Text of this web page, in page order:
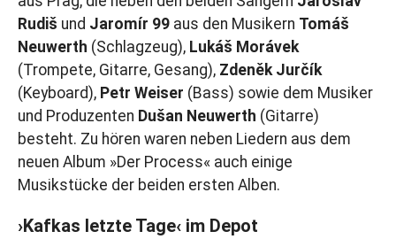
Rudiš und Jaromír 99 aus den Musikern Tomáš
Neuwerth (Schlagzeug), Lukáš Morávek
(Trompete, Gitarre, Gesang), Zdeněk Jurčík
(Keyboard), Petr Weiser (Bass) sowie dem Musiker
und Produzenten Dušan Neuwerth (Gitarre)
besteht. Zu hören waren neben Liedern aus dem
neuen Album »Der Process« auch einige
Musikstücke der beiden ersten Alben.
›Kafkas letzte Tage‹ im Depot